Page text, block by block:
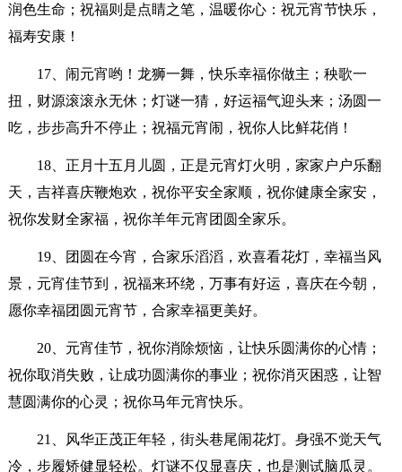
润色生命；祝福则是点睛之笔，温暖你心：祝元宵节快乐，
福寿安康！
17、闹元宵哟！龙狮一舞，快乐幸福你做主；秧歌一
扭，财源滚滚永无休；灯谜一猜，好运福气迎头来；汤圆一
吃，步步高升不停止；祝福元宵闹，祝你人比鲜花俏！
18、正月十五月儿圆，正是元宵灯火明，家家户户乐翻
天，吉祥喜庆鞭炮欢，祝你平安全家顺，祝你健康全家安，
祝你发财全家福，祝你羊年元宵团圆全家乐。
19、团圆在今宵，合家乐滔滔，欢喜看花灯，幸福当风
景，元宵佳节到，祝福来环绕，万事有好运，喜庆在今朝，
愿你幸福团圆元宵节，合家幸福更美好。
20、元宵佳节，祝你消除烦恼，让快乐圆满你的心情；
祝你取消失败，让成功圆满你的事业；祝你消灭困惑，让智
慧圆满你的心灵；祝你马年元宵快乐。
21、风华正茂正年轻，街头巷尾闹花灯。身强不觉天气
冷，步履矫健显轻松。灯谜不仅显喜庆，也是测试脑瓜灵。